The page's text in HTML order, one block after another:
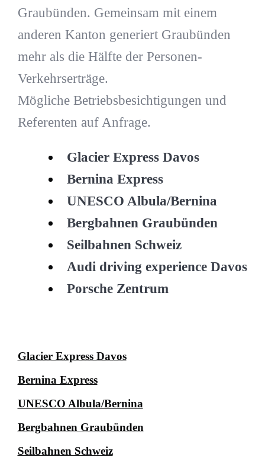
Graubünden. Gemeinsam mit einem
anderen Kanton generiert Graubünden
mehr als die Hälfte der Personen-
Verkehrserträge.
Mögliche Betriebsbesichtigungen und
Referenten auf Anfrage.
Glacier Express Davos
Bernina Express
UNESCO Albula/Bernina
Bergbahnen Graubünden
Seilbahnen Schweiz
Audi driving experience Davos
Porsche Zentrum
Glacier Express Davos
Bernina Express
UNESCO Albula/Bernina
Bergbahnen Graubünden
Seilbahnen Schweiz